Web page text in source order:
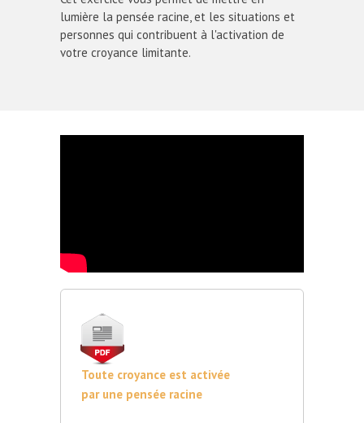
lumière la pensée racine, et les situations et
personnes qui contribuent à l'activation de
votre croyance limitante.
Toute croyance est activée
par une pensée racine